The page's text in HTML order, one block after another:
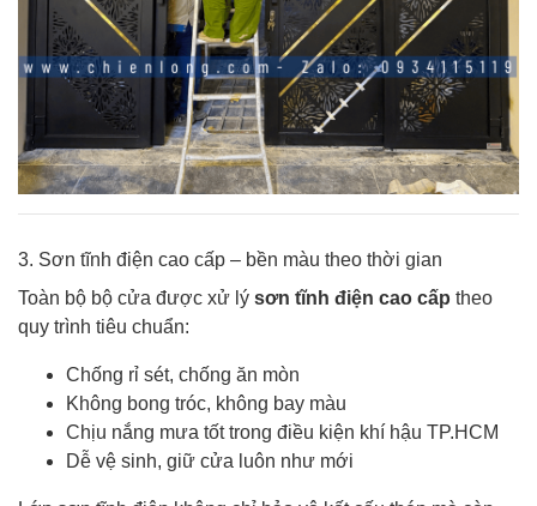
3. Sơn tĩnh điện cao cấp – bền màu theo thời gian
Toàn bộ bộ cửa được xử lý sơn tĩnh điện cao cấp theo
quy trình tiêu chuẩn:
Chống rỉ sét, chống ăn mòn
Không bong tróc, không bay màu
Chịu nắng mưa tốt trong điều kiện khí hậu TP.HCM
Dễ vệ sinh, giữ cửa luôn như mới